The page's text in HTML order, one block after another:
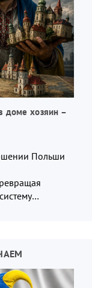
доме хозяин –
Польши